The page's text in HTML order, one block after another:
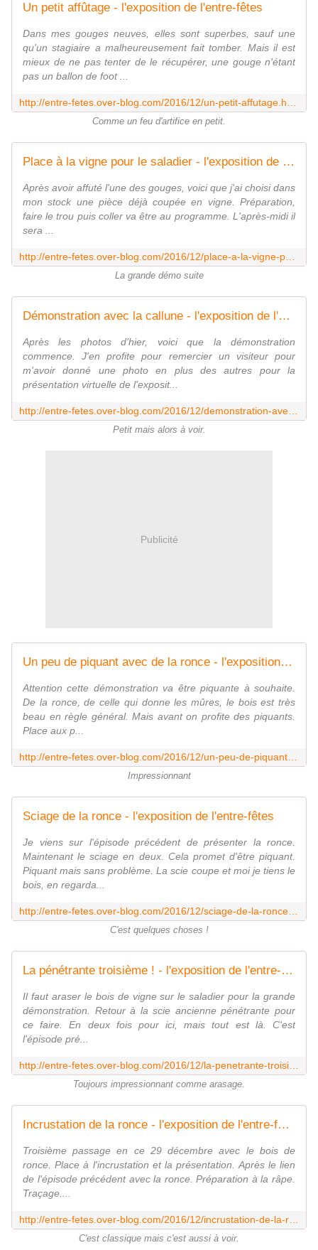
Un petit affûtage - l'exposition de l'entre-fêtes
Dans mes gouges neuves, elles sont superbes, sauf une
qu'un stagiaire a malheureusement fait tomber. Mais il est
mieux de ne pas tenter de le récupérer, une gouge n'étant
pas un ballon de foot ...
Comme un feu d'artifice en petit.
Place à la vigne pour le saladier - l'exposition de l'entre-fêtes
Après avoir affuté l'une des gouges, voici que j'ai choisi dans
mon stock une pièce déjà coupée en vigne. Préparation,
faire le trou puis coller va être au programme. L'après-midi il
sera ...
La grande démo suite
Démonstration avec la callune - l'exposition de l'entre-fêtes
Après les photos d'hier, voici que la démonstration
commence. J'en profite pour remercier un visiteur pour
m'avoir donné une photo en plus des autres pour la
présentation virtuelle de l'exposit...
Petit mais alors à voir.
Publicité
Un peu de piquant avec de la ronce - l'exposition de l'entre-fêtes
Attention cette démonstration va être piquante à souhaite.
De la ronce, de celle qui donne les mûres, le bois est très
beau en règle général. Mais avant on profite des piquants.
Place aux p...
Impressionnant
Sciage de la ronce - l'exposition de l'entre-fêtes
Je viens sur l'épisode précédent de présenter la ronce.
Maintenant le sciage en deux. Cela promet d'être piquant.
Piquant mais sans problème. La scie coupe et moi je tiens le
bois, en regarda...
C'est quelques choses !
La pénétrante troisième ! - l'exposition de l'entre-fêtes
Il faut araser le bois de vigne sur le saladier pour la grande
démonstration. Retour à la scie ancienne pénétrante pour
ce faire. En deux fois pour ici, mais tout est là. C'est
l'épisode pré...
Toujours impressionnant comme arasage.
Incrustation de la ronce - l'exposition de l'entre-fêtes
Troisième passage en ce 29 décembre avec le bois de
ronce. Place à l'incrustation et la présentation. Après le lien
de l'épisode précédent avec la ronce. Préparation à la râpe.
Traçage....
C'est classique mais c'est aussi à voir.